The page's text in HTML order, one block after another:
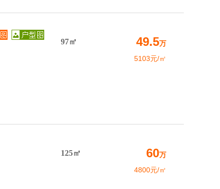
97㎡ 49.5万
5103元/㎡
125㎡ 60万
4800元/㎡